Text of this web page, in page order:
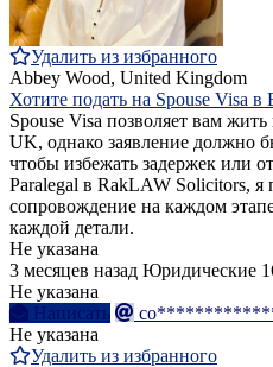
Удалить из избранного
Abbey Wood, United Kingdom
Хотите подать на Spouse Visa
Spouse Visa позволяет вам
UK, однако заявление должно
чтобы избежать задержек или
Paralegal в RakLAW Solicitors, я
сопровождение на каждом
каждой детали.
Не указана
3 месяцев назад Юридические
Не указана
Написать
Не указана
Удалить из избранного